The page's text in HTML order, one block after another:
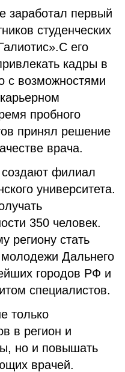
заработал первый
студенческих
его
кадры в
с возможностями
пробного
принял решение
врача.
филиал
университета.
350 человек.
региону стать
Дальнего
городов РФ и
специалистов.
только
в регион и
но и повышать
врачей.